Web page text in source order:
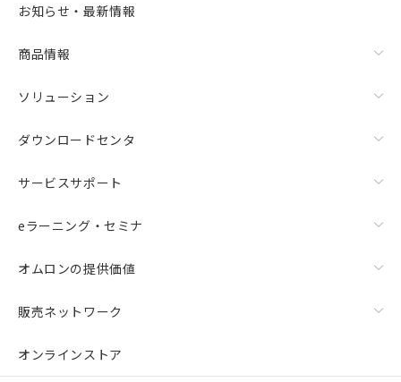
お知らせ・最新情報
商品情報
ソリューション
ダウンロードセンタ
サービスサポート
eラーニング・セミナ
オムロンの提供価値
販売ネットワーク
オンラインストア